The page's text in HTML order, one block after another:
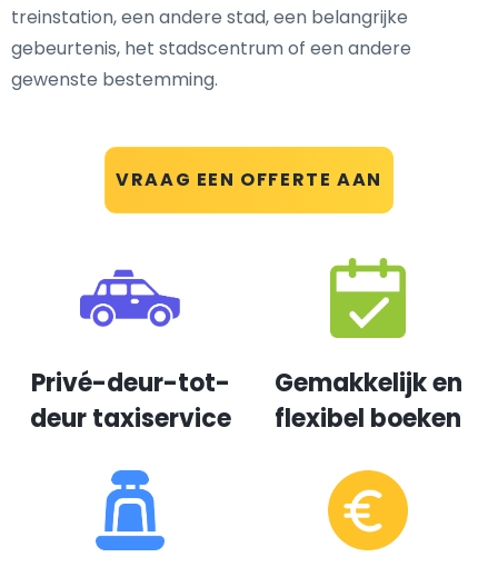
VRAAG EEN OFFERTE AAN
treinstation, een andere stad, een belangrijke
gebeurtenis, het stadscentrum of een andere
gewenste bestemming.
Privé-deur-tot-
deur taxiservice
Gemakkelijk en
flexibel boeken